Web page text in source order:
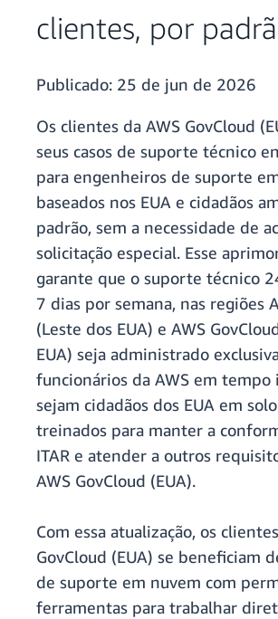
clientes, por
Publicado: 25 de jun de 2026
Os clientes da AWS GovCloud
seus casos de suporte técnico
para engenheiros de suporte
baseados nos EUA e cidadãos
padrão, sem a necessidade de
solicitação especial. Esse
garante que o suporte técnico
7 dias por semana, nas regiões
(Leste dos EUA) e AWS
EUA) seja administrado
funcionários da AWS em tempo
sejam cidadãos dos EUA em
treinados para manter a
ITAR e atender a outros
AWS GovCloud (EUA).
Com essa atualização, os
GovCloud (EUA) se beneficiam
de suporte em nuvem com
ferramentas para trabalhar